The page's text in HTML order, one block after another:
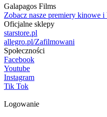
Galapagos Films
Zobacz nasze premiery kinowe
Oficjalne sklepy
starstore.pl
allegro.pl/Zafilmowani
Społeczności
Facebook
Youtube
Instagram
Tik Tok
Logowanie